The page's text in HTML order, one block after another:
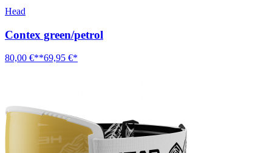
Head
Contex green/petrol
80,00 €**69,95 €*